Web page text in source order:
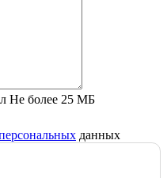
Не более 25 МБ
данных